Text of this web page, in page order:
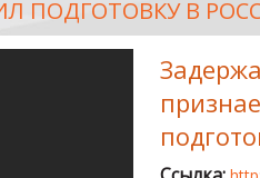
ПОДГОТОВКУ В